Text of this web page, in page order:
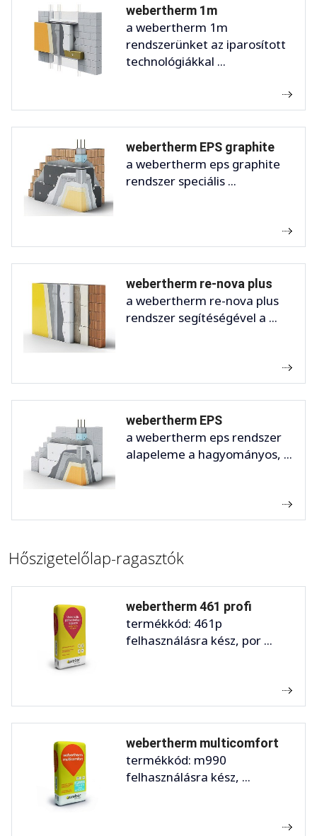
webertherm 1m
a webertherm 1m
rendszerünket az iparosított
technológiákkal ...
webertherm EPS graphite
a webertherm eps graphite
rendszer speciális ...
webertherm re-nova plus
a webertherm re-nova plus
rendszer segítéségével a ...
webertherm EPS
a webertherm eps rendszer
alapeleme a hagyományos, ...
Hőszigetelőlap-ragasztók
webertherm 461 profi
termékkód: 461p
felhasználásra kész, por ...
webertherm multicomfort
termékkód: m990
felhasználásra kész, ...